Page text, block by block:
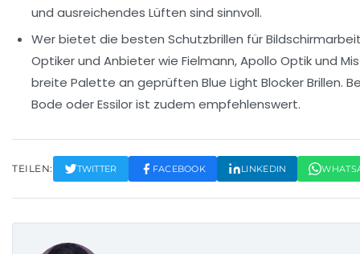
und ausreichendes Lüften sind sinnvoll.
Wer bietet die besten Schutzbrillen für
Optiker und Anbieter wie Fielmann, Apollo Optik und
breite Palette an geprüften Blue Light Blocker Brillen.
Bode oder Essilor ist zudem empfehlenswert.
TEILEN: TWITTER FACEBOOK LINKEDIN